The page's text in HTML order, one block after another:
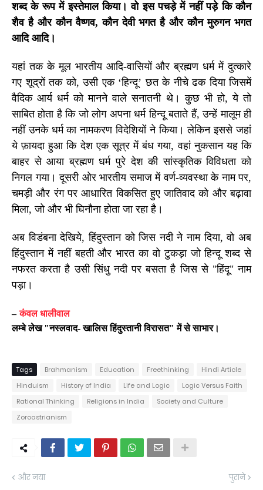
शब्द के रूप में इस्तेमाल किया। वो इस पचड़े में नहीं पड़े कि कौन
शैव है और कौन वैष्णव, कौन देवी भगत है और कौन मुरुगन भगत
आदि आदि।
यहां तक के मूल भारतीय आदि-वासियों और ब्रह्मण धर्म में दुत्कारे
गए शूद्रों तक को, उसी एक ‘हिन्दू’छत के नीचे ढक दिया जिसमें
वैदिक आर्य धर्म को मानने वाले सनातनी थे। कुछ भी हो, ये तो
साबित होता है कि जो लोग अपना धर्म हिन्दू बताते हैं, उन्हें मालूम ही
नहीं उनके धर्म का नामकरण विदेशियों ने किया। लेकिन इससे जहां
ये फ़ायदा हुआ कि देश एक सूत्र में बंध गया, वहां नुकसान यह कि
बाहर से आया ब्रह्मण धर्म पुरे देश की सांस्कृतिक विविधता को
निगल गया। दूसरी ओर भारतीय समाज में वर्ण-व्यवस्था के नाम पर,
चमड़ी और रंग पर आधारित विकसित हुए जातिवाद को और बढ़ावा
मिला, जो और भी घिनौना होता जा रहा है।
अब विडंबना देखिये, हिंदुस्तान को जिस नदी ने नाम दिया, वो अब
हिंदुस्तान में नहीं बहती और भारत का वो टुकड़ा जो हिन्दू शब्द से
नफरत करता है उसी सिंधु नदी पर बसता है जिस से "हिंदू" नाम
पड़ा।
– कंवल धालीवाल
लम्बे लेख "नस्लवाद- खालिस हिंदुस्तानी विरासत" में से साभार।
Tags Brahmanism Education Freethinking
Hindi Article
Hinduism
History of India Life and Logic
Logic Versus Faith
Rational Thinking
Religions in India
Society and Culture
Zoroastrianism
और नया पुराने